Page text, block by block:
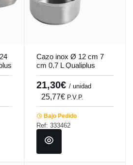
Cazo inox Ø 12 cm 7
cm 0,7 L Qualiplus
Pro.cooker
21,30€ / unidad
25,77€ P.V.P.
Bajo Pedido
Ref: 333462